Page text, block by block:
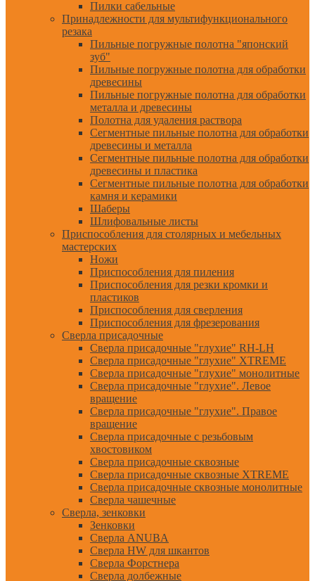
Пилки сабельные
Принадлежности для мультифункционального
резака
Пильные погружные полотна "японский
зуб"
Пильные погружные полотна для обработки
древесины
Пильные погружные полотна для обработки
металла и древесины
Полотна для удаления раствора
Сегментные пильные полотна для обработки
древесины и металла
Сегментные пильные полотна для обработки
древесины и пластика
Сегментные пильные полотна для обработки
камня и керамики
Шаберы
Шлифовальные листы
Приспособления для столярных и мебельных
мастерских
Ножи
Приспособления для пиления
Приспособления для резки кромки и
пластиков
Приспособления для сверления
Приспособления для фрезерования
Сверла присадочные
Сверла присадочные "глухие" RH-LH
Сверла присадочные "глухие" XTREME
Сверла присадочные "глухие" монолитные
Сверла присадочные "глухие". Левое
вращение
Сверла присадочные "глухие". Правое
вращение
Сверла присадочные с резьбовым
хвостовиком
Сверла присадочные сквозные
Сверла присадочные сквозные XTREME
Сверла присадочные сквозные монолитные
Сверла чашечные
Сверла, зенковки
Зенковки
Сверла ANUBA
Сверла HW для шкантов
Сверла Форстнера
Сверла долбежные